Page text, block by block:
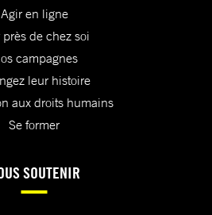
Agir en ligne
de chez soi
campagnes
leur histoire
aux droits humains
Se former
SOUTENIR